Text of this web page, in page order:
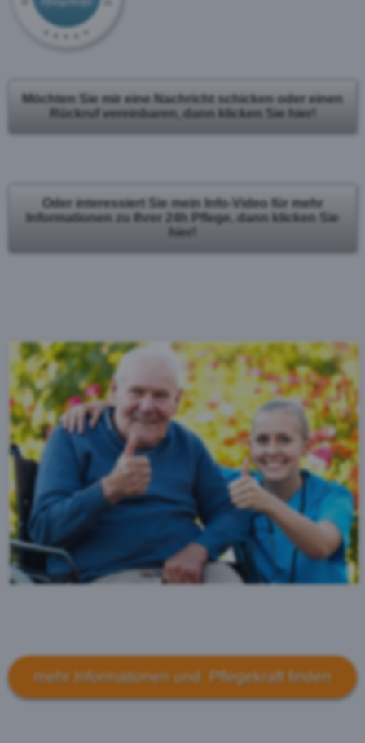
Möchten Sie mir eine Nachricht schicken oder einen
Rückruf vereinbaren, dann klicken Sie hier!
Oder interessiert Sie mein Info-Video für mehr
Informationen zu Ihrer 24h Pflege, dann klicken Sie
hier!
mehr Informationen und Pflegekraft finden